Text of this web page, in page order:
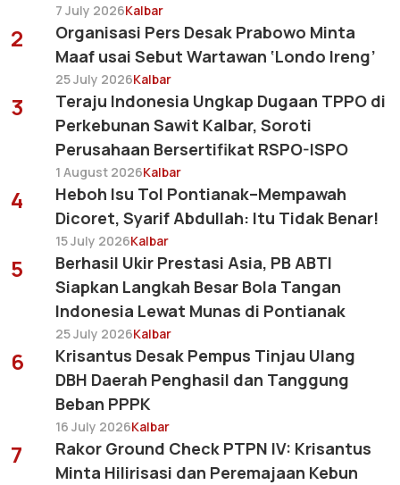
7 July 2026Kalbar
2
Organisasi Pers Desak Prabowo Minta
Maaf usai Sebut Wartawan ‘Londo Ireng’
25 July 2026Kalbar
3
Teraju Indonesia Ungkap Dugaan TPPO di
Perkebunan Sawit Kalbar, Soroti
Perusahaan Bersertifikat RSPO-ISPO
1 August 2026Kalbar
4
Heboh Isu Tol Pontianak–Mempawah
Dicoret, Syarif Abdullah: Itu Tidak Benar!
15 July 2026Kalbar
5
Berhasil Ukir Prestasi Asia, PB ABTI
Siapkan Langkah Besar Bola Tangan
Indonesia Lewat Munas di Pontianak
25 July 2026Kalbar
6
Krisantus Desak Pempus Tinjau Ulang
DBH Daerah Penghasil dan Tanggung
Beban PPPK
16 July 2026Kalbar
7
Rakor Ground Check PTPN IV: Krisantus
Minta Hilirisasi dan Peremajaan Kebun